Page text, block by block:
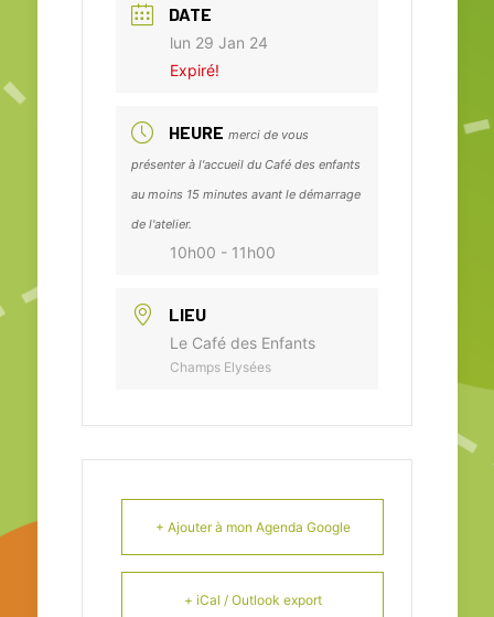
DATE
lun 29 Jan 24
Expiré!
HEURE merci de vous
présenter à l'accueil du Café des enfants
au moins 15 minutes avant le démarrage
de l'atelier.
10h00 - 11h00
LIEU
Le Café des Enfants
Champs Elysées
+ Ajouter à mon Agenda Google
+ iCal / Outlook export